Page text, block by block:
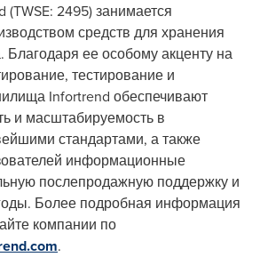
2495) занимается
средств для хранения
Благодаря ее особому акценту на
тестирование и
Infortrend обеспечивают
и масштабируемость в
стандартами, а также
информационные
послепродажную поддержку и
Более подробная информация
компании по
.